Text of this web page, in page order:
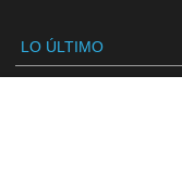
LO ÚLTIMO